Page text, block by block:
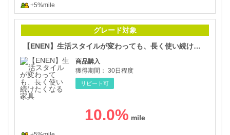
+5%mile
グレード対象
【ENEN】生活スタイルが変わっても、長く使い続けたくなる家具
商品購入
獲得期間： 30日程度
リピート可
10.0%